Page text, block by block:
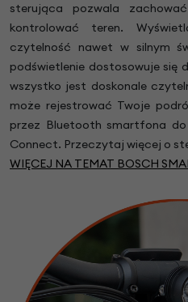
sterująca pozwala
kontrolować teren.
czytelność nawet w silnym
podświetlenie dostosowuje się
wszystko jest doskonale
może rejestrować Twoje
przez Bluetooth smartfona
Connect. Przeczytaj więcej o
WIĘCEJ NA TEMAT BOSCH